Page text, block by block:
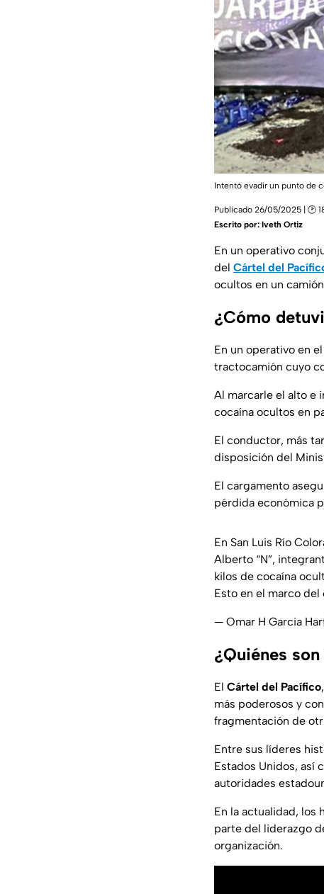
Intentó evadir un punto de
Publicado 26/05/2025 | 🕑
Escrito por: Iveth Ortiz
En un operativo
del Cártel del
ocultos en un
¿Cómo
En un operativo en
tractocamión cuyo
Al marcarle el alto e
cocaína ocultos en
El conductor, más
disposición del
El cargamento
pérdida económica
En San Luis Río
Alberto “N”,
kilos de cocaína
Esto en el marco del
— Omar H Garcia
¿Quiénes
El Cártel del Pacífico
más poderosos y
fragmentación de
Entre sus líderes
Estados Unidos, así
autoridades
En la actualidad, los
parte del liderazgo
organización.